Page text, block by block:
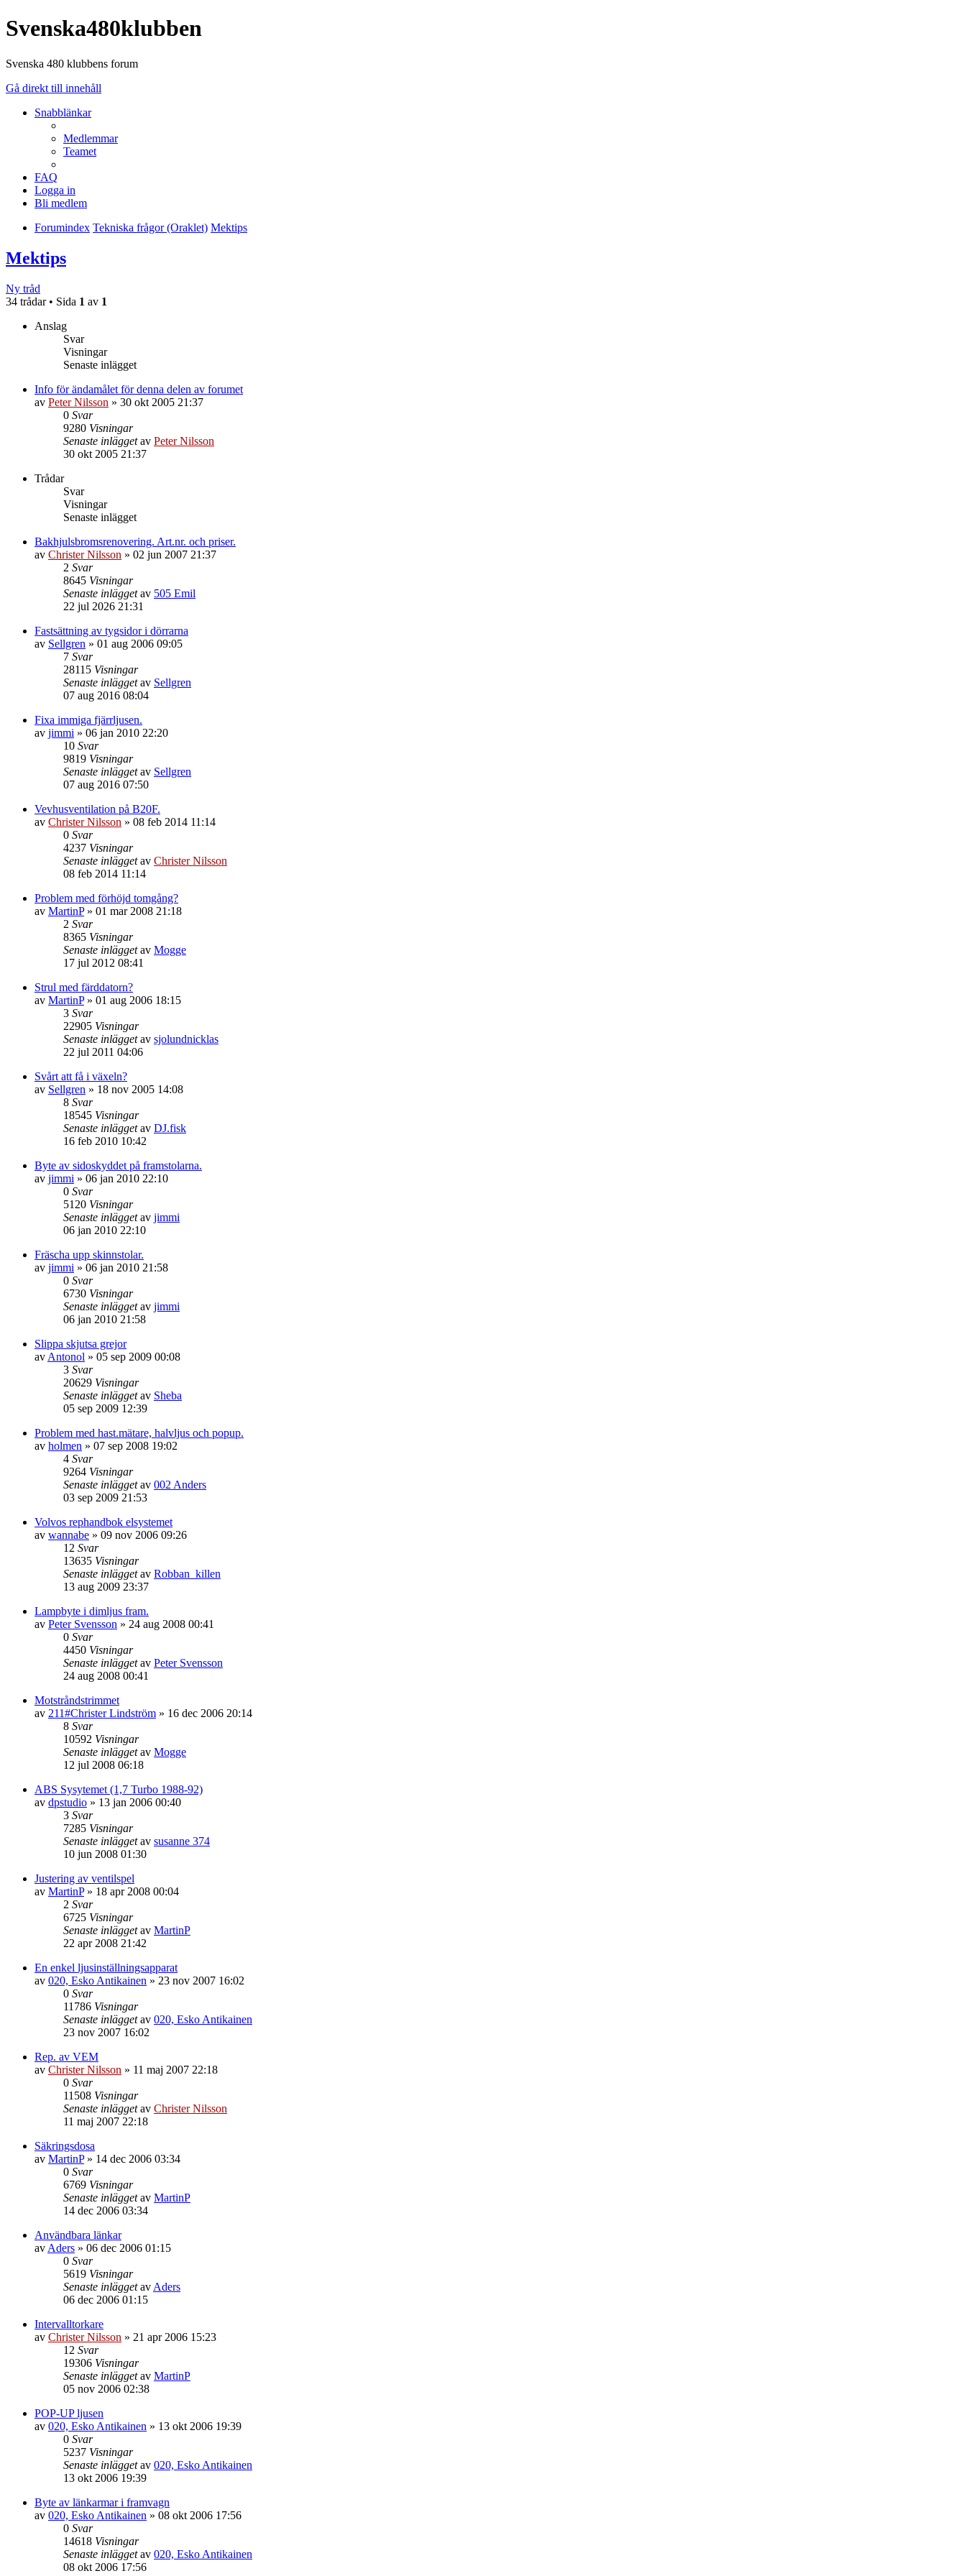
Svenska480klubben
Svenska 480 klubbens forum
Gå direkt till innehåll
Snabblänkar
Medlemmar
Teamet
FAQ
Logga in
Bli medlem
Forumindex Tekniska frågor (Oraklet) Mektips
Mektips
Ny tråd
34 trådar • Sida 1 av 1
Anslag
Svar
Visningar
Senaste inlägget
Info för ändamålet för denna delen av forumet
av Peter Nilsson » 30 okt 2005 21:37
0 Svar
9280 Visningar
Senaste inläggetav Peter Nilsson
30 okt 2005 21:37
Trådar
Svar
Visningar
Senaste inlägget
Bakhjulsbromsrenovering. Art.nr. och priser.
av Christer Nilsson » 02 jun 2007 21:37
2 Svar
8645 Visningar
Senaste inläggetav 505 Emil
22 jul 2026 21:31
Fastsättning av tygsidor i dörrarna
av Sellgren » 01 aug 2006 09:05
7 Svar
28115 Visningar
Senaste inläggetav Sellgren
07 aug 2016 08:04
Fixa immiga fjärrljusen.
av jimmi » 06 jan 2010 22:20
10 Svar
9819 Visningar
Senaste inläggetav Sellgren
07 aug 2016 07:50
Vevhusventilation på B20F.
av Christer Nilsson » 08 feb 2014 11:14
0 Svar
4237 Visningar
Senaste inläggetav Christer Nilsson
08 feb 2014 11:14
Problem med förhöjd tomgång?
av MartinP» 01 mar 2008 21:18
2 Svar
8365 Visningar
Senaste inläggetav Mogge
17 jul 2012 08:41
Strul med färddatorn?
av MartinP» 01 aug 2006 18:15
3 Svar
22905 Visningar
Senaste inläggetav sjolundnicklas
22 jul 2011 04:06
Svårt att få i växeln?
av Sellgren » 18 nov 2005 14:08
8 Svar
18545 Visningar
Senaste inläggetav DJ.fisk
16 feb 2010 10:42
Byte av sidoskyddet på framstolarna.
av jimmi » 06 jan 2010 22:10
0 Svar
5120 Visningar
Senaste inläggetav jimmi
06 jan 2010 22:10
Fräscha upp skinnstolar.
av jimmi » 06 jan 2010 21:58
0 Svar
6730 Visningar
Senaste inläggetav jimmi
06 jan 2010 21:58
Slippa skjutsa grejor
av Antonol » 05 sep 2009 00:08
3 Svar
20629 Visningar
Senaste inläggetav Sheba
05 sep 2009 12:39
Problem med hast.mätare, halvljus och popup.
av holmen » 07 sep 2008 19:02
4 Svar
9264 Visningar
Senaste inläggetav 002 Anders
03 sep 2009 21:53
Volvos rephandbok elsystemet
av wannabe » 09 nov 2006 09:26
12 Svar
13635 Visningar
Senaste inläggetav Robban_killen
13 aug 2009 23:37
Lampbyte i dimljus fram.
av Peter Svensson » 24 aug 2008 00:41
0 Svar
4450 Visningar
Senaste inläggetav Peter Svensson
24 aug 2008 00:41
Motstråndstrimmet
av 211#Christer Lindström » 16 dec 2006 20:14
8 Svar
10592 Visningar
Senaste inläggetav Mogge
12 jul 2008 06:18
ABS Sysytemet (1,7 Turbo 1988-92)
av dpstudio » 13 jan 2006 00:40
3 Svar
7285 Visningar
Senaste inläggetav susanne 374
10 jun 2008 01:30
Justering av ventilspel
av MartinP» 18 apr 2008 00:04
2 Svar
6725 Visningar
Senaste inläggetav MartinP
22 apr 2008 21:42
En enkel ljusinställningsapparat
av 020, Esko Antikainen » 23 nov 2007 16:02
0 Svar
11786 Visningar
Senaste inläggetav 020, Esko Antikainen
23 nov 2007 16:02
Rep. av VEM
av Christer Nilsson » 11 maj 2007 22:18
0 Svar
11508 Visningar
Senaste inläggetav Christer Nilsson
11 maj 2007 22:18
Säkringsdosa
av MartinP» 14 dec 2006 03:34
0 Svar
6769 Visningar
Senaste inläggetav MartinP
14 dec 2006 03:34
Användbara länkar
av Aders » 06 dec 2006 01:15
0 Svar
5619 Visningar
Senaste inläggetav Aders
06 dec 2006 01:15
Intervalltorkare
av Christer Nilsson » 21 apr 2006 15:23
12 Svar
19306 Visningar
Senaste inläggetav MartinP
05 nov 2006 02:38
POP-UP ljusen
av 020, Esko Antikainen » 13 okt 2006 19:39
0 Svar
5237 Visningar
Senaste inläggetav 020, Esko Antikainen
13 okt 2006 19:39
Byte av länkarmar i framvagn
av 020, Esko Antikainen » 08 okt 2006 17:56
0 Svar
14618 Visningar
Senaste inläggetav 020, Esko Antikainen
08 okt 2006 17:56